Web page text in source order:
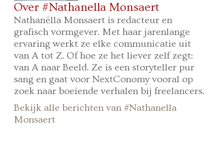
Over #Nathanella Monsaert
Nathanëlla Monsaert is redacteur en
grafisch vormgever. Met haar jarenlange
ervaring werkt ze elke communicatie uit
van A tot Z. Of hoe ze het liever zelf zegt:
van A naar Beeld. Ze is een storyteller pur
sang en gaat voor NextConomy vooral op
zoek naar boeiende verhalen bij freelancers.
Bekijk alle berichten van #Nathanella
Monsaert